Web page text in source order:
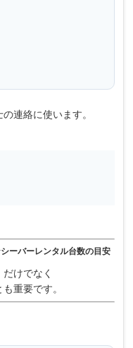
連絡に使います。
ーバーレンタル台数の目安
けでなく
重要です。